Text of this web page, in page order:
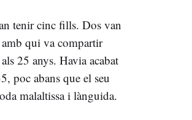
tenir cinc fills. Dos van
qui va compartir
25 anys. Havia acabat
poc abans que el seu
malaltissa i lànguida.